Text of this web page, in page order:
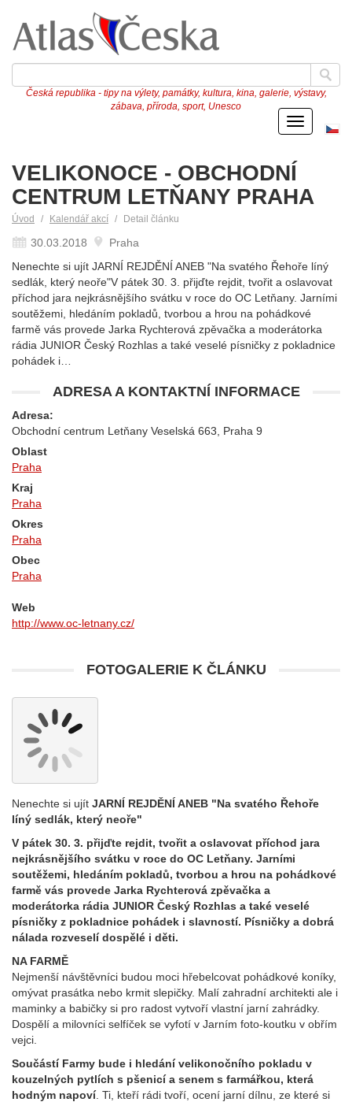
Česká republika - tipy na výlety, památky, kultura, kina, galerie, výstavy,
zábava, příroda, sport, Unesco
Menu
VELIKONOCE - OBCHODNÍ
CENTRUM LETŇANY PRAHA
Úvod Kalendář akcí Detail článku
30.03.2018
Praha
Nenechte si ujít JARNÍ REJDĚNÍ ANEB "Na svatého Řehoře líný
sedlák, který neoře"V pátek 30. 3. přijďte rejdit, tvořit a oslavovat
příchod jara nejkrásnějšího svátku v roce do OC Letňany. Jarními
soutěžemi, hledáním pokladů, tvorbou a hrou na pohádkové
farmě vás provede Jarka Rychterová zpěvačka a moderátorka
rádia JUNIOR Český Rozhlas a také veselé písničky z pokladnice
pohádek i…
ADRESA A KONTAKTNÍ INFORMACE
Adresa:
Obchodní centrum Letňany Veselská 663, Praha 9
Oblast
Praha
Kraj
Praha
Okres
Praha
Obec
Praha
Web
http://www.oc-letnany.cz/
FOTOGALERIE K ČLÁNKU
Nenechte si ujít JARNÍ REJDĚNÍ ANEB "Na svatého Řehoře
líný sedlák, který neoře"
V pátek 30. 3. přijďte rejdit, tvořit a oslavovat příchod jara
nejkrásnějšího svátku v roce do OC Letňany. Jarními
soutěžemi, hledáním pokladů, tvorbou a hrou na pohádkové
farmě vás provede Jarka Rychterová zpěvačka a
moderátorka rádia JUNIOR Český Rozhlas a také veselé
písničky z pokladnice pohádek i slavností. Písničky a dobrá
nálada rozveselí dospělé i děti.
NA FARMĚ
Nejmenší návštěvníci budou moci hřebelcovat pohádkové koníky,
omývat prasátka nebo krmit slepičky. Malí zahradní architekti ale i
maminky a babičky si pro radost vytvoří vlastní jarní zahrádky.
Dospělí a milovníci selfíček se vyfotí v Jarním foto-koutku v obřím
vejci.
Součástí Farmy bude i hledání velikonočního pokladu v
kouzelných pytlích s pšenicí a senem s farmářkou, která
hodným napoví. Ti, kteří rádi tvoří, ocení jarní dílnu, ze které si